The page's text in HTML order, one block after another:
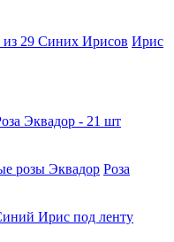
из 29 Синих Ирисов Ирис
Эквадор - 21 шт
розы Эквадор Роза
Ирис под ленту